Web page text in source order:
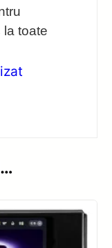
la toate